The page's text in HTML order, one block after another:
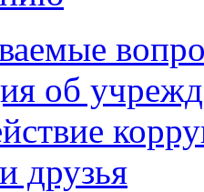
об
друзья